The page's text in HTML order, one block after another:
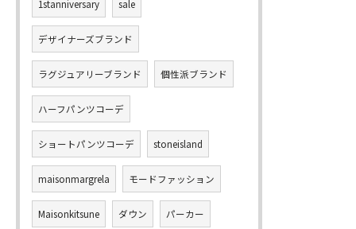
1stanniversary sale
デザイナーズブランド
ラグジュアリーブランド 個性派ブランド
ハーフパンツコーデ
ショートパンツコーデ stoneisland
maisonmargrela モードファッション
Maisonkitsune ダウン パーカー